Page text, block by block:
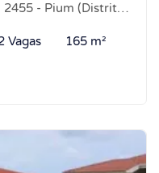
Litoral), Parnamirim-RN
Vagas 165 m²